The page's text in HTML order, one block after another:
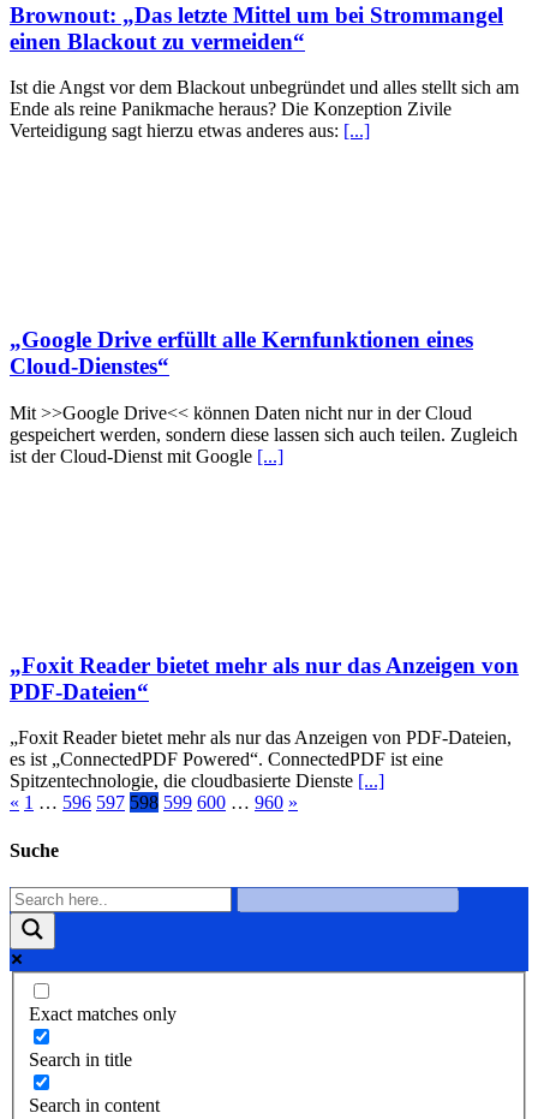
Brownout: „Das letzte Mittel um bei Strommangel
einen Blackout zu vermeiden“
Ist die Angst vor dem Blackout unbegründet und alles stellt sich am
Ende als reine Panikmache heraus? Die Konzeption Zivile
Verteidigung sagt hierzu etwas anderes aus: [...]
„Google Drive erfüllt alle Kernfunktionen eines
Cloud-Dienstes“
Mit >>Google Drive<< können Daten nicht nur in der Cloud
gespeichert werden, sondern diese lassen sich auch teilen. Zugleich
ist der Cloud-Dienst mit Google [...]
„Foxit Reader bietet mehr als nur das Anzeigen von
PDF-Dateien“
„Foxit Reader bietet mehr als nur das Anzeigen von PDF-Dateien,
es ist „ConnectedPDF Powered“. ConnectedPDF ist eine
Spitzentechnologie, die cloudbasierte Dienste [...]
« 1 … 596 597 598 599 600 … 960 »
Suche
Exact matches only
Search in title
Search in content